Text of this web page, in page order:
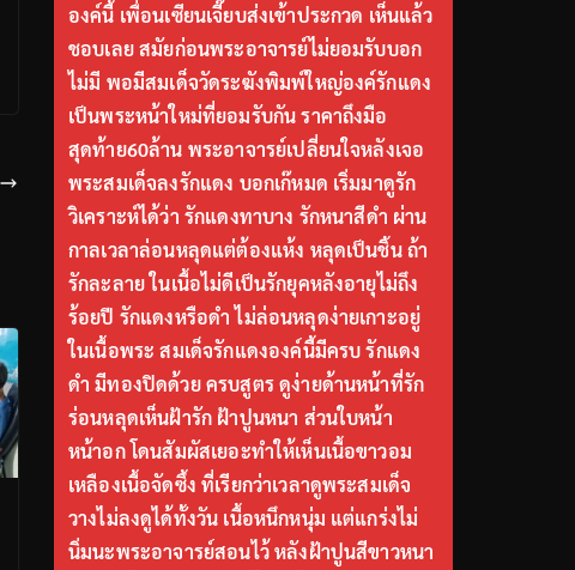
องค์นี้ เพื่อนเซียนเจี๊ยบส่งเข้าประกวด เห็นแล้ว
ชอบเลย สมัยก่อนพระอาจารย์ไม่ยอมรับบอก
ไม่มี พอมีสมเด็จวัดระฆังพิมพ์ใหญ่องค์รักแดง
เป็นพระหน้าใหม่ที่ยอมรับกัน ราคาถึงมือ
สุดท้าย60ล้าน พระอาจารย์เปลี่ยนใจหลังเจอ
พระสมเด็จลงรักแดง บอกเก๊หมด เริ่มมาดูรัก
วิเคราะห์ได้ว่า รักแดงทาบาง รักหนาสีดำ ผ่าน
กาลเวลาล่อนหลุดแต่ต้องแห้ง หลุดเป็นชิ้น ถ้า
รักละลาย ในเนื้อไม่ดีเป็นรักยุคหลังอายุไม่ถึง
ร้อยปี รักแดงหรือดำ ไม่ล่อนหลุดง่ายเกาะอยู่
ในเนื้อพระ สมเด็จรักแดงองค์นี้มีครบ รักแดง
ดำ มีทองปิดด้วย ครบสูตร ดูง่ายด้านหน้าที่รัก
ร่อนหลุดเห็นฝ้ารัก ฝ้าปูนหนา ส่วนใบหน้า
หน้าอก โดนสัมผัสเยอะทำให้เห็นเนื้อขาวอม
เหลืองเนื้อจัดซึ้ง ที่เรียกว่าเวลาดูพระสมเด็จ
วางไม่ลงดูได้ทั้งวัน เนื้อหนึกหนุ่ม แต่แกร่งไม่
นิ่มนะพระอาจารย์สอนไว้ หลังฝ้าปูนสีขาวหนา